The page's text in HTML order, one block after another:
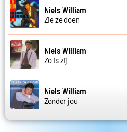
Niels William
Zie ze doen
Niels William
Zo is zij
Niels William
Zonder jou